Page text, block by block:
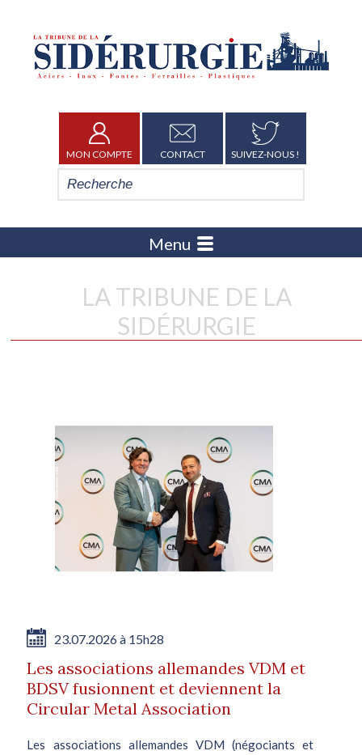
MON COMPTE CONTACT SUIVEZ-NOUS !
Menu
LA TRIBUNE DE LA
SIDÉRURGIE
23.07.2026 à 15h28
Les associations allemandes VDM et
BDSV fusionnent et deviennent la
Circular Metal Association
Les associations allemandes VDM (négociants et